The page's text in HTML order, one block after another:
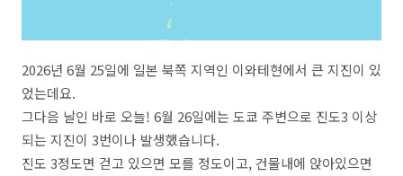
2026년 6월 25일에 일본 북쪽 지역인 이와테현에서 큰 지진이 있
었는데요.
그다음 날인 바로 오늘! 6월 26일에는 도쿄 주변으로 진도3 이상
되는 지진이 3번이나 발생했습니다.
진도 3정도면 걷고 있으면 모를 정도이고, 건물내에 앉아있으면